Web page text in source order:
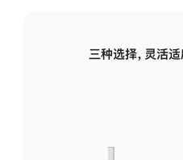
三种选择，灵活